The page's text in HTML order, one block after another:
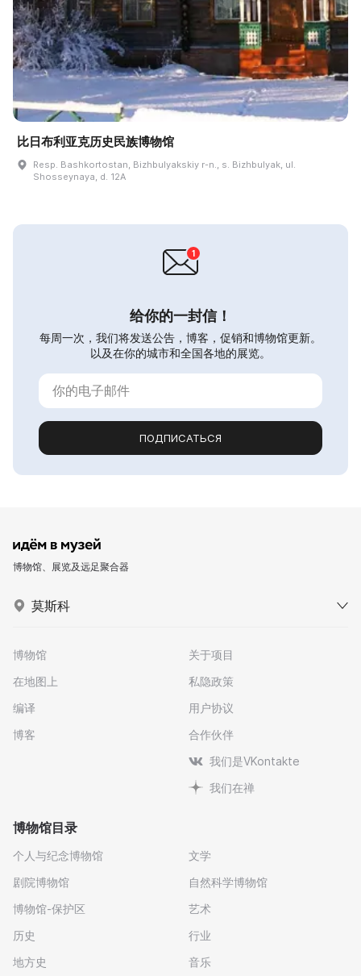
比日布利亚克历史民族博物馆
Resp. Bashkortostan, Bizhbulyakskiy r-n., s. Bizhbulyak, ul.
Shosseynaya, d. 12A
给你的一封信！
每周一次，我们将发送公告，博客，促销和博物馆更新。
以及在你的城市和全国各地的展览。
ПОДПИСАТЬСЯ
博物馆、展览及远足聚合器
莫斯科
博物馆
在地图上
编译
博客
关于项目
私隐政策
用户协议
合作伙伴
我们是VKontakte
我们在禅
博物馆目录
个人与纪念博物馆
剧院博物馆
博物馆-保护区
历史
地方史
文学
自然科学博物馆
艺术
行业
音乐